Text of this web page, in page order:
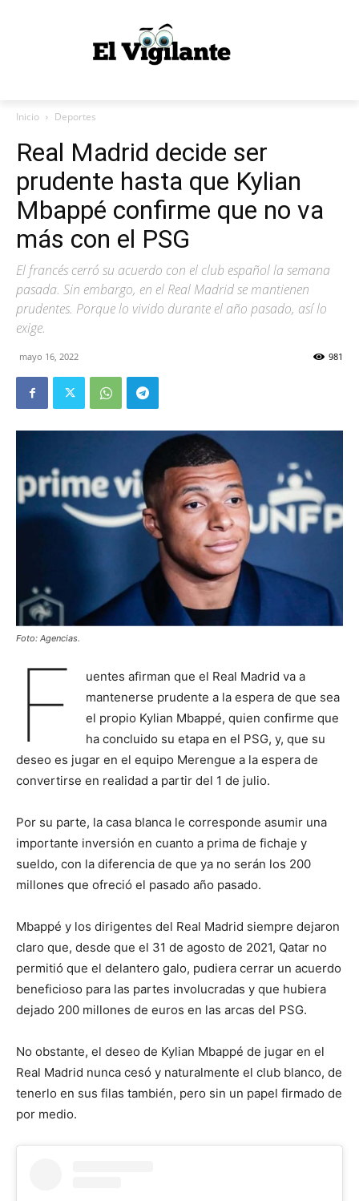
Inicio Deportes
Real Madrid decide ser
prudente hasta que Kylian
Mbappé confirme que no va
más con el PSG
El francés cerró su acuerdo con el club español la semana
pasada. Sin embargo, en el Real Madrid se mantienen
prudentes. Porque lo vivido durante el año pasado, así lo
exige.
mayo 16, 2022 981
Foto: Agencias.
F
uentes afirman que el Real Madrid va a
mantenerse prudente a la espera de que sea
el propio Kylian Mbappé, quien confirme que
ha concluido su etapa en el PSG, y, que su
deseo es jugar en el equipo Merengue a la espera de
convertirse en realidad a partir del 1 de julio.
Por su parte, la casa blanca le corresponde asumir una
importante inversión en cuanto a prima de fichaje y
sueldo, con la diferencia de que ya no serán los 200
millones que ofreció el pasado año pasado.
Mbappé y los dirigentes del Real Madrid siempre dejaron
claro que, desde que el 31 de agosto de 2021, Qatar no
permitió que el delantero galo, pudiera cerrar un acuerdo
beneficioso para las partes involucradas y que hubiera
dejado 200 millones de euros en las arcas del PSG.
No obstante, el deseo de Kylian Mbappé de jugar en el
Real Madrid nunca cesó y naturalmente el club blanco, de
tenerlo en sus filas también, pero sin un papel firmado de
por medio.